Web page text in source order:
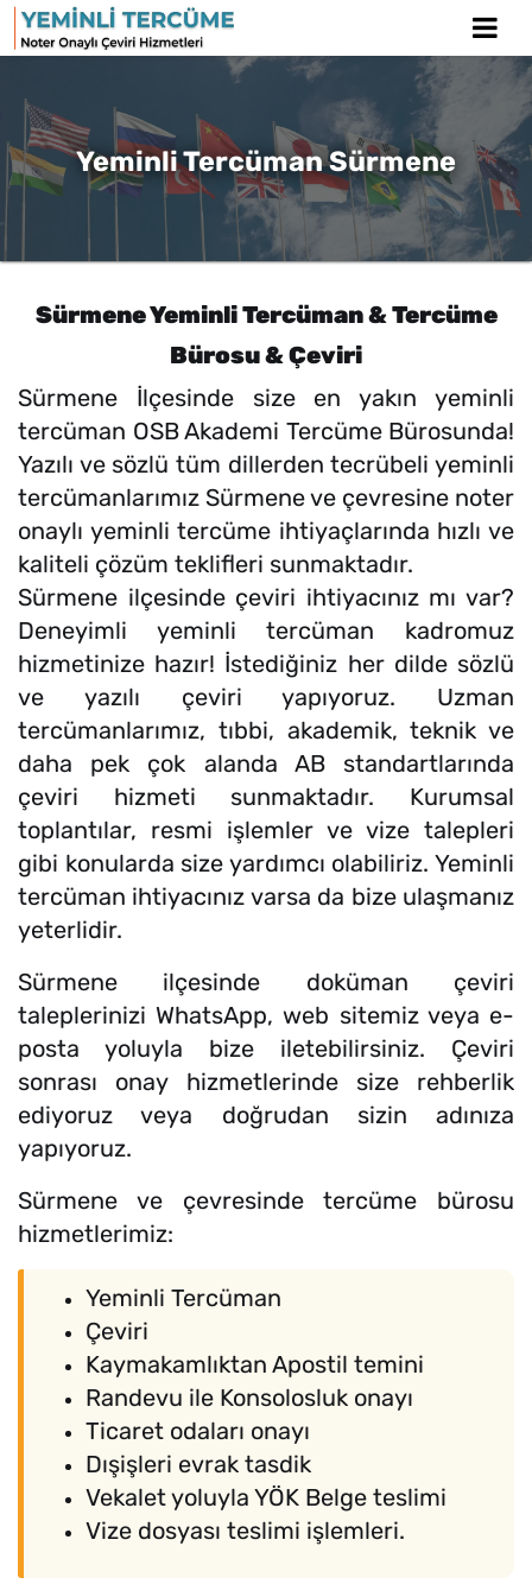
Yeminli Tercüman Sürmene
Sürmene Yeminli Tercüman & Tercüme
Bürosu & Çeviri
Sürmene İlçesinde size en yakın yeminli
tercüman OSB Akademi Tercüme Bürosunda!
Yazılı ve sözlü tüm dillerden tecrübeli yeminli
tercümanlarımız Sürmene ve çevresine noter
onaylı yeminli tercüme ihtiyaçlarında hızlı ve
kaliteli çözüm teklifleri sunmaktadır.
Sürmene ilçesinde çeviri ihtiyacınız mı var?
Deneyimli yeminli tercüman kadromuz
hizmetinize hazır! İstediğiniz her dilde sözlü
ve yazılı çeviri yapıyoruz. Uzman
tercümanlarımız, tıbbi, akademik, teknik ve
daha pek çok alanda AB standartlarında
çeviri hizmeti sunmaktadır. Kurumsal
toplantılar, resmi işlemler ve vize talepleri
gibi konularda size yardımcı olabiliriz. Yeminli
tercüman ihtiyacınız varsa da bize ulaşmanız
yeterlidir.
Sürmene ilçesinde doküman çeviri
taleplerinizi WhatsApp, web sitemiz veya e-
posta yoluyla bize iletebilirsiniz. Çeviri
sonrası onay hizmetlerinde size rehberlik
ediyoruz veya doğrudan sizin adınıza
yapıyoruz.
Sürmene ve çevresinde tercüme bürosu
hizmetlerimiz:
Yeminli Tercüman
Çeviri
Kaymakamlıktan Apostil temini
Randevu ile Konsolosluk onayı
Ticaret odaları onayı
Dışişleri evrak tasdik
Vekalet yoluyla YÖK Belge teslimi
Vize dosyası teslimi işlemleri.